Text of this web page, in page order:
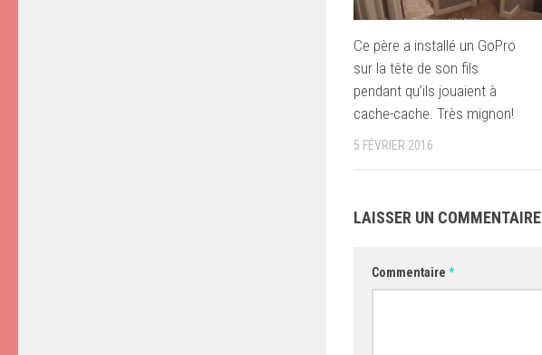
Ce père a installé un GoPro
sur la tête de son fils
pendant qu’ils jouaient à
cache-cache. Très mignon!
5 FÉVRIER 2016
LAISSER UN COMMENTAIRE
Commentaire *